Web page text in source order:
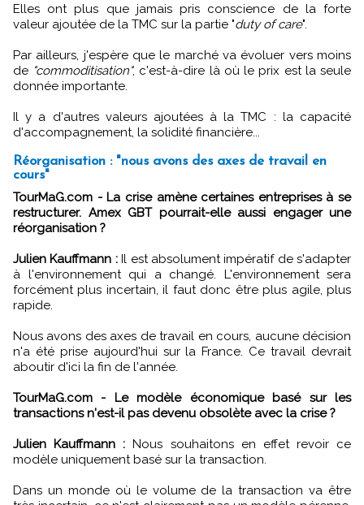
Elles ont plus que jamais pris conscience de la forte
valeur ajoutée de la TMC sur la partie "duty of care".
Par ailleurs, j'espère que le marché va évoluer vers moins
de "commoditisation", c'est-à-dire là où le prix est la seule
donnée importante.
Il y a d'autres valeurs ajoutées à la TMC : la capacité
d'accompagnement, la solidité financière...
Réorganisation : "nous avons des axes de travail en
cours"
TourMaG.com - La crise amène certaines entreprises à se
restructurer. Amex GBT pourrait-elle aussi engager une
réorganisation ?
Julien Kauffmann :Il est absolument impératif de s'adapter
à l'environnement qui a changé. L'environnement sera
forcément plus incertain, il faut donc être plus agile, plus
rapide.
Nous avons des axes de travail en cours, aucune décision
n'a été prise aujourd'hui sur la France. Ce travail devrait
aboutir d'ici la fin de l'année.
TourMaG.com - Le modèle économique basé sur les
transactions n'est-il pas devenu obsolète avec la crise ?
Julien Kauffmann : Nous souhaitons en effet revoir ce
modèle uniquement basé sur la transaction.
Dans un monde où le volume de la transaction va être